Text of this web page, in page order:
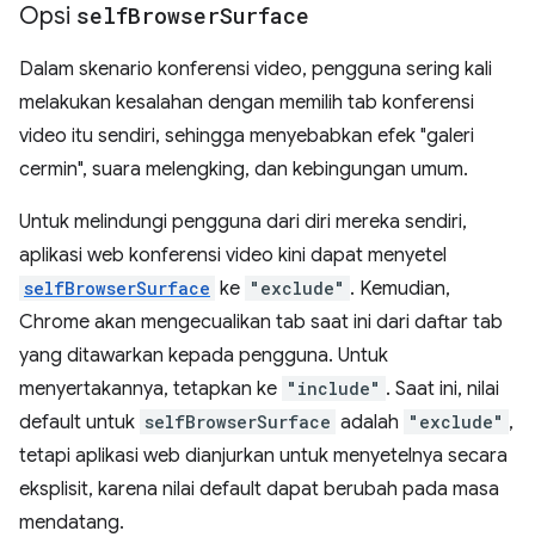
Opsi selfBrowserSurface
Dalam skenario konferensi video, pengguna sering kali
melakukan kesalahan dengan memilih tab konferensi
video itu sendiri, sehingga menyebabkan efek "galeri
cermin", suara melengking, dan kebingungan umum.
Untuk melindungi pengguna dari diri mereka sendiri,
aplikasi web konferensi video kini dapat menyetel
selfBrowserSurface ke "exclude" . Kemudian,
Chrome akan mengecualikan tab saat ini dari daftar tab
yang ditawarkan kepada pengguna. Untuk
menyertakannya, tetapkan ke "include" . Saat ini, nilai
default untuk selfBrowserSurface adalah "exclude" ,
tetapi aplikasi web dianjurkan untuk menyetelnya secara
eksplisit, karena nilai default dapat berubah pada masa
mendatang.